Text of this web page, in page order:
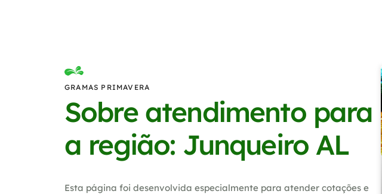
GRAMAS PRIMAVERA
Sobre atendimento para
a região: Junqueiro AL
Esta página foi desenvolvida especialmente para atender cotações e